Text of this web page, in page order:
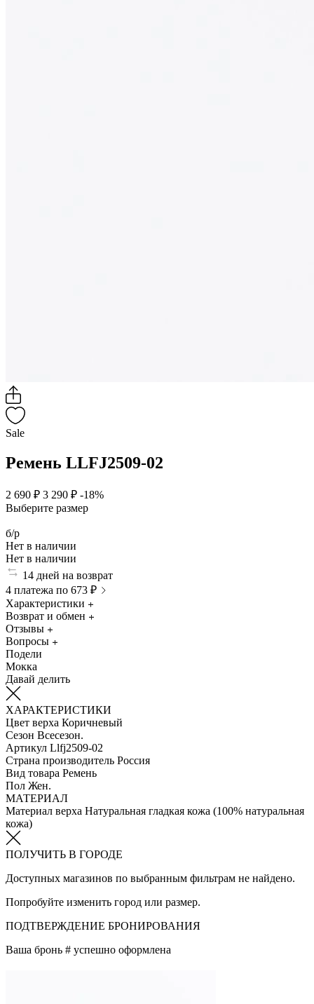
Sale
Ремень LLFJ2509-02
2 690 ₽ 3 290 ₽ -18%
Выберите размер
б/р
Нет в наличии
Нет в наличии
14 дней на возврат
4 платежа по 673 ₽
Характеристики
Возврат и обмен
Отзывы
Вопросы
Подели
Мокка
Давай делить
ХАРАКТЕРИСТИКИ
Цвет верха Коричневый
Сезон Всесезон.
Артикул Llfj2509-02
Страна производитель Россия
Вид товара Ремень
Пол Жен.
МАТЕРИАЛ
Материал верха Натуральная гладкая кожа (100% натуральная
кожа)
ПОЛУЧИТЬ В ГОРОДЕ
Доступных магазинов по выбранным фильтрам не найдено.
Попробуйте изменить город или размер.
ПОДТВЕРЖДЕНИЕ БРОНИРОВАНИЯ
Ваша бронь # успешно оформлена